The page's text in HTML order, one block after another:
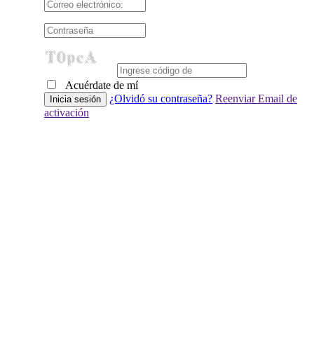
Acuérdate de mí
¿Olvidó su contraseña? Reenviar Email de
activación